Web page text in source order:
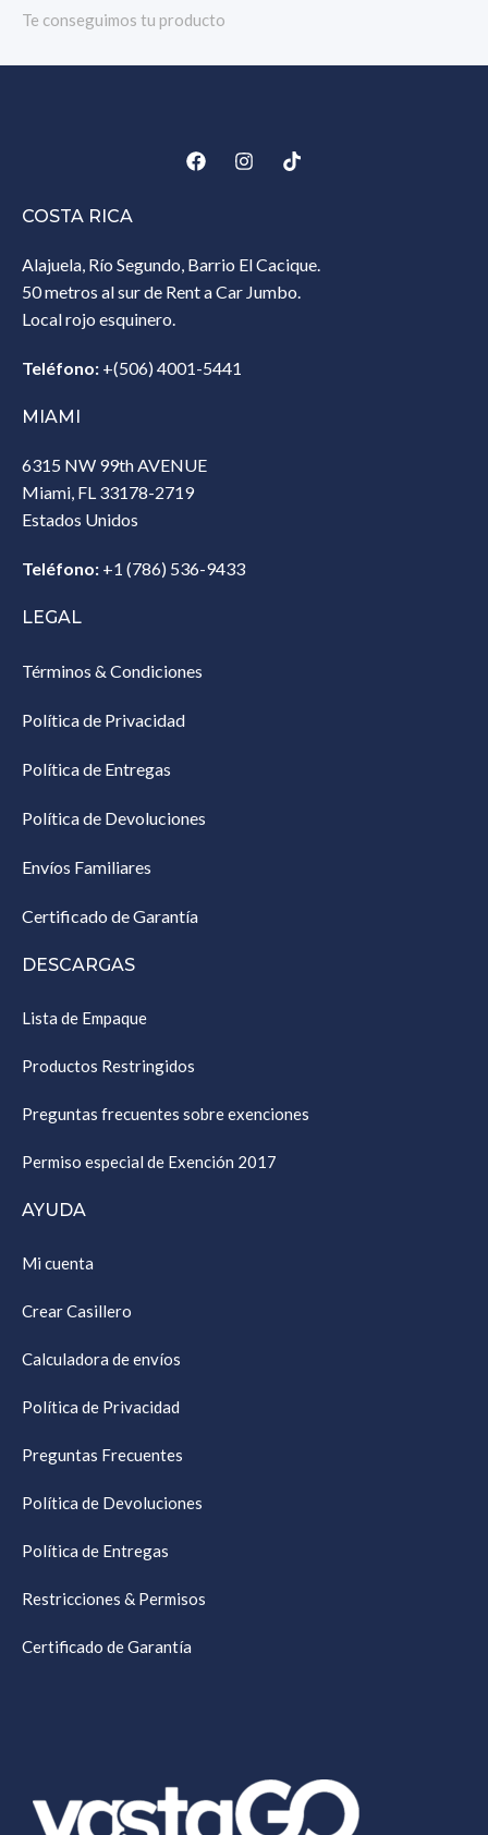
Te conseguimos tu producto
COSTA RICA
Alajuela, Río Segundo, Barrio El Cacique.
50 metros al sur de Rent a Car Jumbo.
Local rojo esquinero.
Teléfono: +(506) 4001-5441
MIAMI
6315 NW 99th AVENUE
Miami, FL 33178-2719
Estados Unidos‎
Teléfono: +1 (786) 536-9433‎
LEGAL
Términos & Condiciones
Política de Privacidad
Política de Entregas
Política de Devoluciones
Envíos Familiares
Certificado de Garantía
DESCARGAS
Lista de Empaque
Productos Restringidos
Preguntas frecuentes sobre exenciones
Permiso especial de Exención 2017
AYUDA
Mi cuenta
Crear Casillero
Calculadora de envíos
Política de Privacidad
Preguntas Frecuentes
Política de Devoluciones
Política de Entregas
Restricciones & Permisos
Certificado de Garantía